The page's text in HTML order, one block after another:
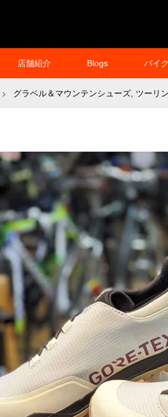
店舗紹介 Blogs バイク
グラベル＆マウンテンシューズ ツーリ